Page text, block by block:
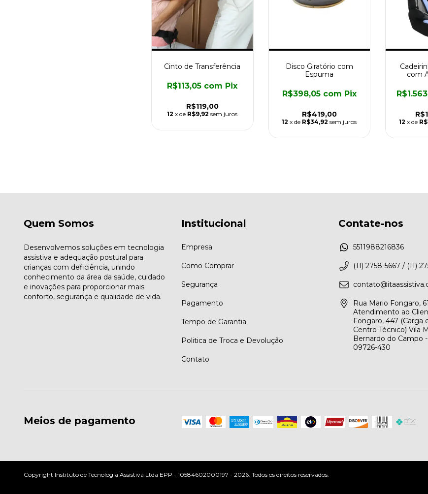
Cinto de Transferência
R$119,00
R$113,05 com Pix
12 x de R$9,92 sem juros
Disco Giratório com
Espuma
R$419,00
R$398,05 com Pix
12 x de R$34,92 sem juros
com
12 x de
Quem Somos
Desenvolvemos soluções em tecnologia
assistiva e adequação postural para
crianças com deficiência, unindo
conhecimento da área da saúde, cuidado
e inovações para proporcionar mais
conforto, segurança e qualidade de vida.
Institucional
Empresa
Como Comprar
Segurança
Pagamento
Tempo de Garantia
Politica de Troca e Devolução
Contato
Contate-nos
5511988216836
(11) 2758-5667 / (11)
Rua Mario Fongaro,
Atendimento ao
Fongaro, 447 (Carga
Centro Técnico) Vila
Bernardo do Campo
09726-430
Meios de pagamento
Copyright Instituto de Tecnologia Assistiva Ltda EPP - 10584602000197 - 2026. Todos os direitos reservados.